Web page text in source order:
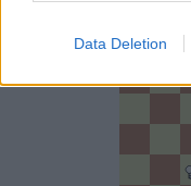
Data Deletion